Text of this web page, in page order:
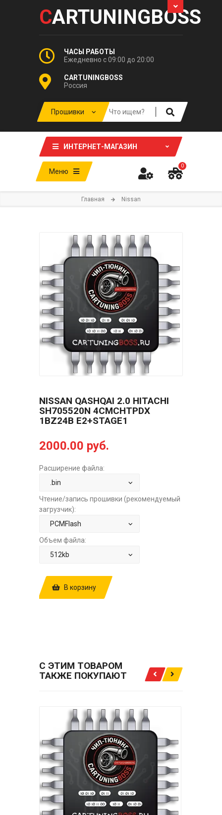
CARTUNINGBOSS
ЧАСЫ РАБОТЫ
Ежедневно с 09:00 до 20:00
CARTUNINGBOSS
Россия
ИНТЕРНЕТ-МАГАЗИН
Меню
0
Главная Nissan
NISSAN QASHQAI 2.0 HITACHI
SH705520N 4CMCHTPDX
1BZ24B E2+STAGE1
2000.00 руб.
Расширение файла:
Чтение/запись прошивки (рекомендуемый
загрузчик):
Объем файла:
В корзину
С ЭТИМ ТОВАРОМ
ТАКЖЕ ПОКУПАЮТ